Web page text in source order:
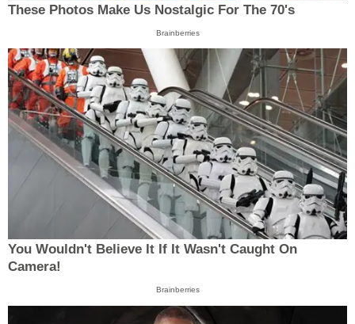
These Photos Make Us Nostalgic For The 70's
Brainberries
You Wouldn't Believe It If It Wasn't Caught On
Camera!
Brainberries